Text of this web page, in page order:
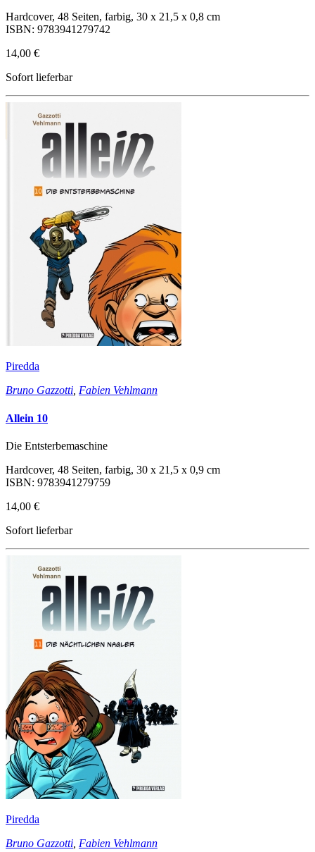
Hardcover, 48 Seiten, farbig, 30 x 21,5 x 0,8 cm
ISBN: 9783941279742
14,00 €
Sofort lieferbar
Piredda
Bruno Gazzotti, Fabien Vehlmann
Allein 10
Die Entsterbemaschine
Hardcover, 48 Seiten, farbig, 30 x 21,5 x 0,9 cm
ISBN: 9783941279759
14,00 €
Sofort lieferbar
Piredda
Bruno Gazzotti Fabien Vehlmann